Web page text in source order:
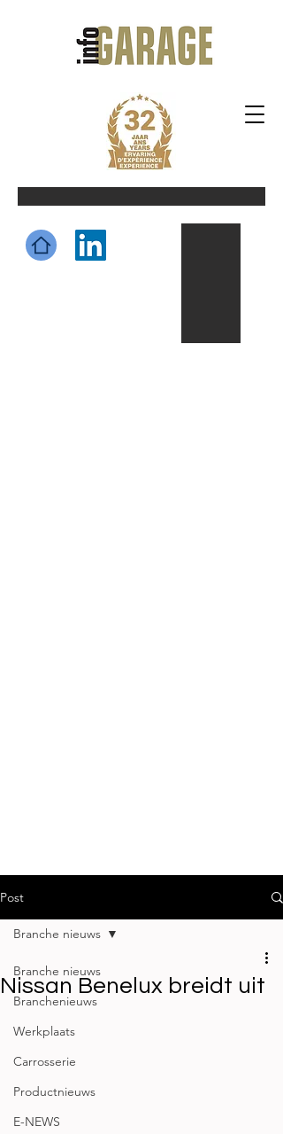
Post
Branche nieuws
Branchenieuws
Werkplaats
Carrosserie
Productnieuws
E-NEWS
Branche nieuws
Nissan Benelux breidt uit